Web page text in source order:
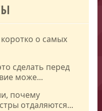
о самых
сделать перед
може...
почему
отдаляются...